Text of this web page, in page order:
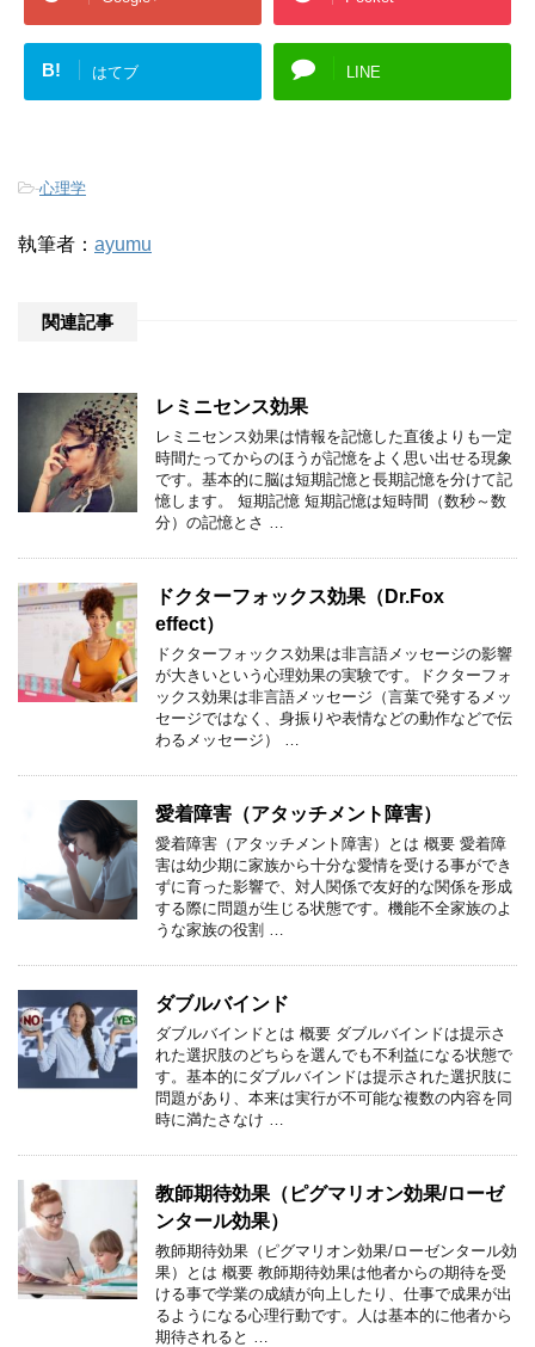
B! はてブ LINE
-心理学
執筆者： ayumu
関連記事
レミニセンス効果
レミニセンス効果は情報を記憶した直後よりも一定
時間たってからのほうが記憶をよく思い出せる現象
です。基本的に脳は短期記憶と長期記憶を分けて記
憶します。 短期記憶 短期記憶は短時間（数秒～数
分）の記憶とさ …
ドクターフォックス効果（Dr.Fox
effect）
ドクターフォックス効果は非言語メッセージの影響
が大きいという心理効果の実験です。ドクターフォ
ックス効果は非言語メッセージ（言葉で発するメッ
セージではなく、身振りや表情などの動作などで伝
わるメッセージ） …
愛着障害（アタッチメント障害）
愛着障害（アタッチメント障害）とは 概要 愛着障
害は幼少期に家族から十分な愛情を受ける事ができ
ずに育った影響で、対人関係で友好的な関係を形成
する際に問題が生じる状態です。機能不全家族のよ
うな家族の役割 …
ダブルバインド
ダブルバインドとは 概要 ダブルバインドは提示さ
れた選択肢のどちらを選んでも不利益になる状態で
す。基本的にダブルバインドは提示された選択肢に
問題があり、本来は実行が不可能な複数の内容を同
時に満たさなけ …
教師期待効果（ピグマリオン効果/ローゼ
ンタール効果）
教師期待効果（ピグマリオン効果/ローゼンタール効
果）とは 概要 教師期待効果は他者からの期待を受
ける事で学業の成績が向上したり、仕事で成果が出
るようになる心理行動です。人は基本的に他者から
期待されると …